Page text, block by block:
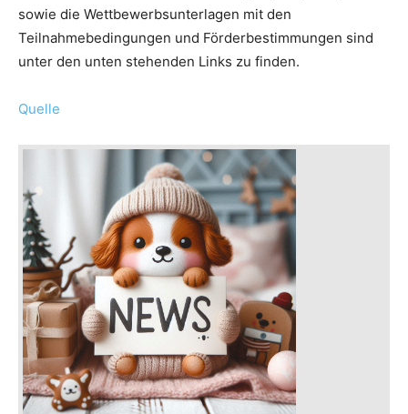
sowie die Wettbewerbsunterlagen mit den
Teilnahmebedingungen und Förderbestimmungen sind
unter den unten stehenden Links zu finden.
Quelle